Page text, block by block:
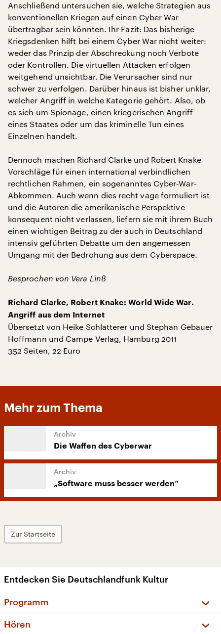
Anschließend untersuchen sie, welche Strategien aus
konventionellen Kriegen auf einen Cyber War
übertragbar sein könnten. Ihr Fazit: Das bisherige
Kriegsdenken hilft bei einem Cyber War nicht weiter:
weder das Prinzip der Abschreckung noch Verbote
oder Kontrollen. Die virtuellen Attacken erfolgen
weitgehend unsichtbar. Die Verursacher sind nur
schwer zu verfolgen. Darüber hinaus ist bisher unklar,
welcher Angriff in welche Kategorie gehört. Also, ob
es sich um Spionage, einen kriegerischen Angriff
eines Staates oder um das kriminelle Tun eines
Einzelnen handelt.
Dennoch machen Richard Clarke und Robert Knake
Vorschläge für einen international verbindlichen
rechtlichen Rahmen, ein sogenanntes Cyber-War-
Abkommen. Auch wenn dies recht vage formuliert ist
und die Autoren die amerikanische Perspektive
konsequent nicht verlassen, liefern sie mit ihrem Buch
einen wichtigen Beitrag zu der auch in Deutschland
intensiv geführten Debatte um den angemessen
Umgang mit der Bedrohung aus dem Cyberspace.
Besprochen von Vera Linß
Richard Clarke, Robert Knake: World Wide War.
Angriff aus dem Internet
Übersetzt von Heike Schlatterer und Stephan Gebauer
Hoffmann und Campe Verlag, Hamburg 2011
352 Seiten, 22 Euro
Mehr zum Thema
Die Waffen des Cyberwar
„Software muss besser werden“
Zur Startseite
Entdecken Sie Deutschlandfunk Kultur
Programm
Hören